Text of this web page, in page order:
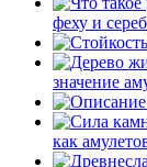
феху и
значение
как